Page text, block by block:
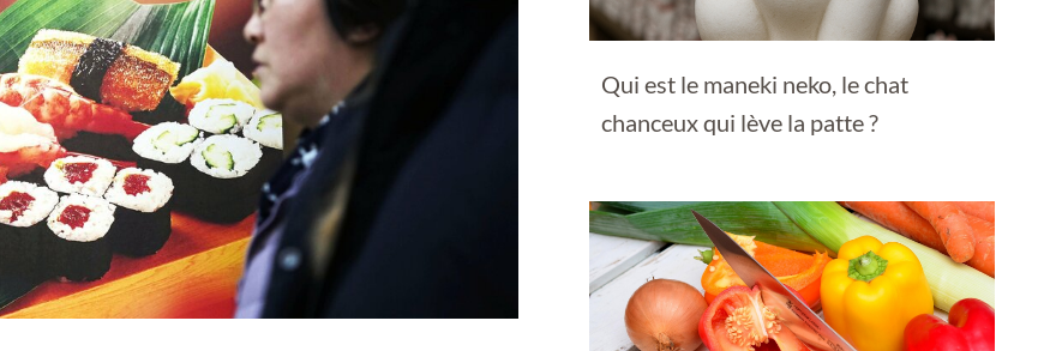
Qui est le maneki neko, le chat
chanceux qui lève la patte ?